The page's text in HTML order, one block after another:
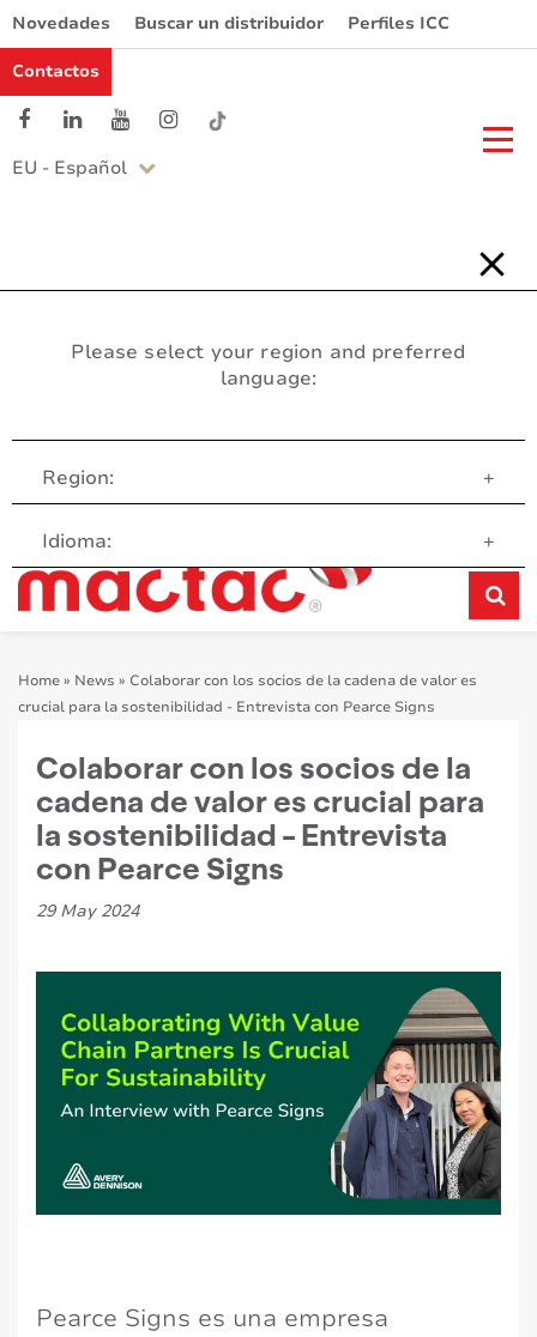
Novedades Buscar un distribuidor Perfiles ICC
Contactos
EU - Español
Please select your region and preferred
language:
Region: +
Idioma: +
Servicio al Cliente
Home» News » Colaborar con los socios de la cadena de valor es
crucial para la sostenibilidad - Entrevista con Pearce Signs
Colaborar con los socios de la
cadena de valor es crucial para
la sostenibilidad - Entrevista
con Pearce Signs
29 May 2024
Pearce Signs es una empresa